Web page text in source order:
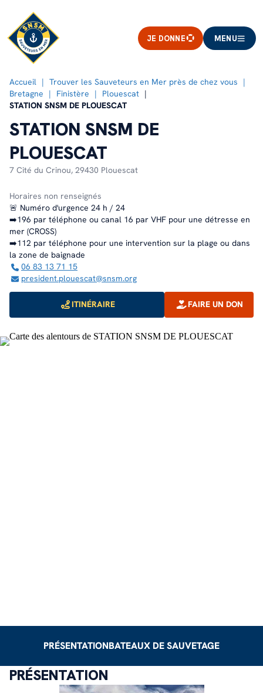
JE DONNE MENU
Accueil
Trouver les Sauveteurs en Mer près de chez vous
Bretagne
Finistère
Plouescat
STATION SNSM DE PLOUESCAT
STATION SNSM DE
PLOUESCAT
7 Cité du Crinou, 29430 Plouescat
Horaires non renseignés
🚨 Numéro d'urgence 24 h / 24
➡️196 par téléphone ou canal 16 par VHF pour une détresse en
mer (CROSS)
➡️112 par téléphone pour une intervention sur la plage ou dans
la zone de baignade
06 83 13 71 15
president.plouescat@snsm.org
ITINÉRAIRE FAIRE UN DON
PRÉSENTATIONBATEAUX DE SAUVETAGE
PRÉSENTATION